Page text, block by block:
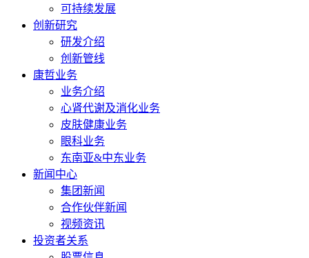
可持续发展
创新研究
研发介绍
创新管线
康哲业务
业务介绍
心肾代谢及消化业务
皮肤健康业务
眼科业务
东南亚&中东业务
新闻中心
集团新闻
合作伙伴新闻
视频资讯
投资者关系